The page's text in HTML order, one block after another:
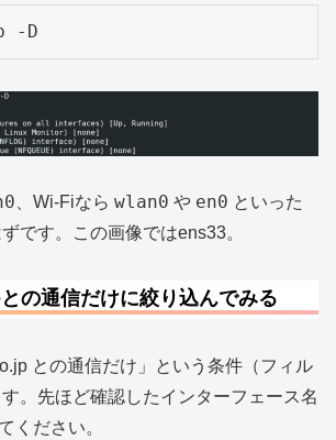
-D
、Wi-Fiなら wlan0 や en0 といった
です。この画像ではens33。
の通信だけに絞り込んでみる
との通信だけ」という条件（フィル
。先ほど確認したインターフェース名
ください。